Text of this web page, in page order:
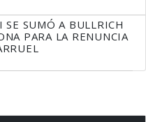
SE SUMÓ A BULLRICH
PARA LA RENUNCIA